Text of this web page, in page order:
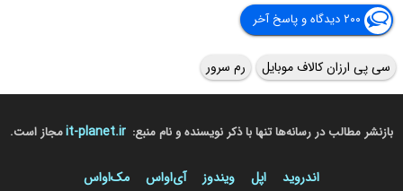
۲۰۰ دیدگاه و پاسخ آخر
سی پی ارزان کالاف موبایل رم سرور
بازنشر مطالب در رسانه‌ها تنها با ذکر نویسنده و نام منبع: it-planet.irمجاز است.
اندروید اپل ویندوز آی‌او‌اس مک‌او‌اس